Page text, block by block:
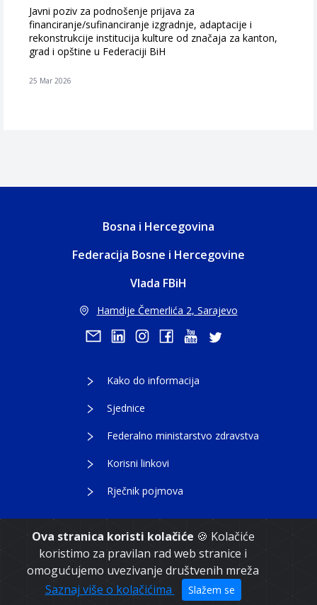
Ova stranica koristi kolačiće 🍪 Kolačiće
koristimo za pravilan rad web stranice i
omogućujemo uvezivanje društvenih mreža
Saznaj više o kolačićima
Slažem se
Javni poziv za podnošenje prijava za
financiranje/sufinanciranje izgradnje, adaptacije i
rekonstrukcije institucija kulture od značaja za kanton,
grad i opštine u Federaciji BiH
25 Mar 2026
Bosna i Hercegovina
Federacija Bosne i Hercegovine
Vlada FBiH
Hamdije Čemerlića 2, Sarajevo
Kako do informacija
Sjednice
Federalno ministarstvo zdravstva
Korisni linkovi
Rječnik pojmova
Copyright 2021. Vlada Federacije Bosne i
Hercegovine